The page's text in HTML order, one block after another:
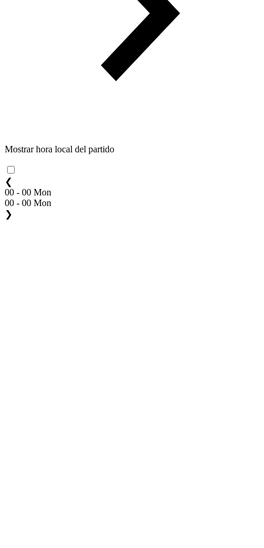
Mostrar hora local del partido
❮
00 - 00 Mon
00 - 00 Mon
❯